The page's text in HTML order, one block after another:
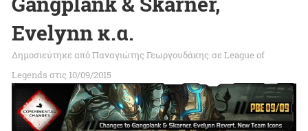
Evelynn κ.α.
Παναγιώτης Γεωργουδάκης σε League of
Legends στις 10/09/2015